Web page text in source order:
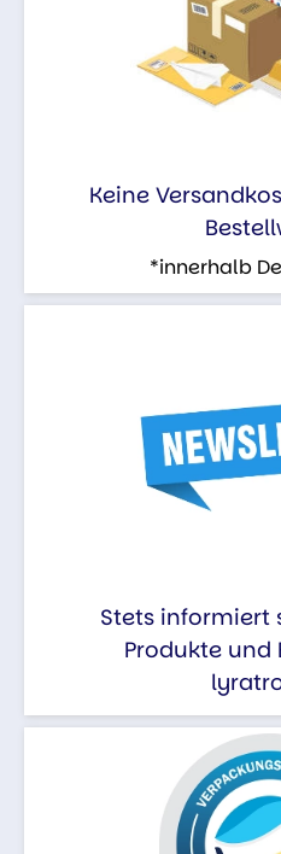
Keine
*innerhalb
Stets informiert
Produkte und